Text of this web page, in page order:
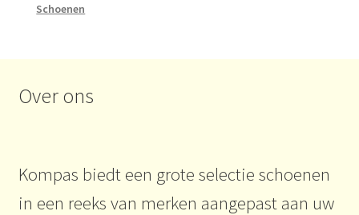
Schoenen
Over ons
Kompas biedt een grote selectie schoenen
in een reeks van merken aangepast aan uw